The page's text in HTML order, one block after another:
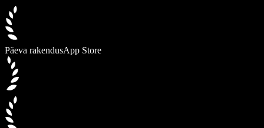
Päeva rakendusApp Store